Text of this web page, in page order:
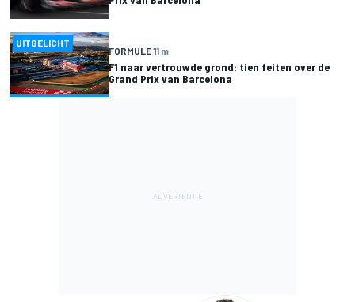
UITGELICHT
FORMULE 11 m
F1 naar vertrouwde grond: tien feiten over de
Grand Prix van Barcelona